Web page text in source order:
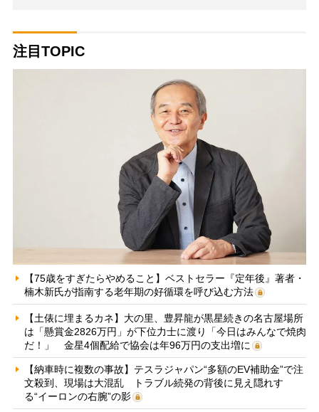
注目TOPIC
【75歳をすぎたらやめること】ベストセラー『定年後』著者・
楠木新氏が指南する老年期の好循環を呼び込む方法
【土俵に埋まるカネ】大の里、豊昇龍が黒星続きの名古屋場所
は「懸賞金2826万円」が下位力士に渡り「今日はみんなで焼肉
だ！」 金星4個配給で協会は年96万円の支出増に
【納車時に複数の事故】テスラジャパン“多額のEV補助金”で注
文殺到、現場は大混乱 トラブル続発の背後に見え隠れす
る“イーロンの右腕”の影